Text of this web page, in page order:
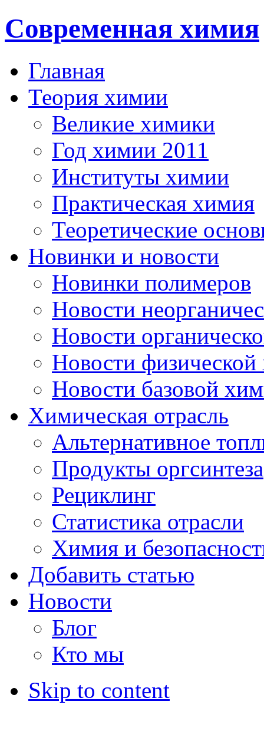
Современная химия
Главная
Теория химии
Великие химики
Год химии 2011
Институты химии
Практическая химия
Теоретические
Новинки и новости
Новинки полимеров
Новости
Новости
Новости
Новости базовой
Химическая отрасль
Альтернативное
Продукты оргсинтеза
Рециклинг
Статистика отрасли
Химия и
Добавить статью
Новости
Блог
Кто мы
Skip to content